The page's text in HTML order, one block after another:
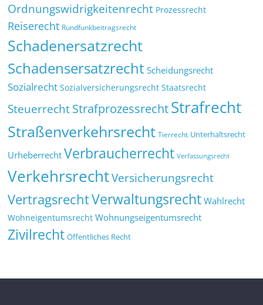
Ordnungswidrigkeitenrecht Prozessrecht
Reiserecht Rundfunkbeitragsrecht
Schadenersatzrecht
Schadensersatzrecht Scheidungsrecht
Sozialrecht Sozialversicherungsrecht Staatsrecht
SteuerrechtStrafprozessrechtStrafrecht
Straßenverkehrsrecht Tierrecht Unterhaltsrecht
Urheberrecht Verbraucherrecht Verfassungsrecht
VerkehrsrechtVersicherungsrecht
VertragsrechtVerwaltungsrecht Wahlrecht
Wohneigentumsrecht Wohnungseigentumsrecht
Zivilrecht Öffentliches Recht